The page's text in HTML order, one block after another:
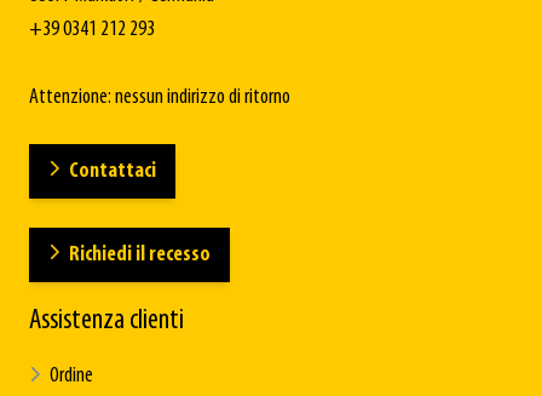
+39 0341 212 293
Attenzione: nessun indirizzo di ritorno
Contattaci
Richiedi il recesso
Assistenza clienti
Ordine